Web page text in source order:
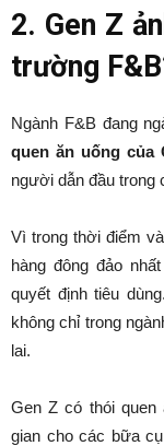
2. Gen Z
trường
Ngành F&B đang
quen ăn uống của
người dẫn đầu trong
Vì trong thời điểm
hàng đông đảo
quyết định tiêu
không chỉ trong
lai.
Gen Z có thói quen
gian cho các bữa